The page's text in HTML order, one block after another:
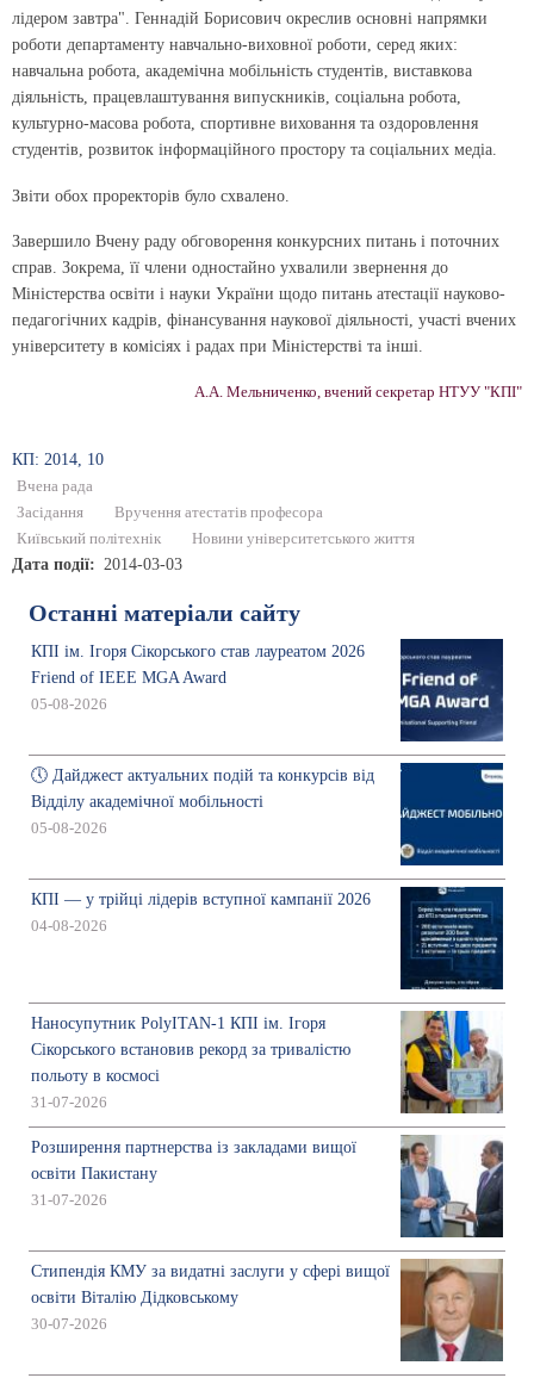
лідером завтра". Геннадій Борисович окреслив основні напрямки
роботи департаменту навчально-виховної роботи, серед яких:
навчальна робота, академічна мобільність студентів, виставкова
діяльність, працевлаштування випускників, соціальна робота,
культурно-масова робота, спортивне виховання та оздоровлення
студентів, розвиток інформаційного простору та соціальних медіа.
Звіти обох проректорів було схвалено.
Завершило Вчену раду обговорення конкурсних питань і поточних
справ. Зокрема, її члени одностайно ухвалили звернення до
Міністерства освіти і науки України щодо питань атестації науково-
педагогічних кадрів, фінансування наукової діяльності, участі вчених
університету в комісіях і радах при Міністерстві та інші.
А.А. Мельниченко, вчений секретар НТУУ "КПІ"
КП: 2014, 10
Вчена рада
Засідання
Вручення атестатів професора
Київський політехнік
Новини університетського життя
Дата події 2014-03-03
Останні матеріали сайту
КПІ ім. Ігоря Сікорського став лауреатом 2026
Friend of IEEE MGA Award
05-08-2026
🕔 Дайджест актуальних подій та конкурсів від
Відділу академічної мобільності
05-08-2026
КПІ — у трійці лідерів вступної кампанії 2026
04-08-2026
Наносупутник PolyITAN-1 КПІ ім. Ігоря
Сікорського встановив рекорд за тривалістю
польоту в космосі
31-07-2026
Розширення партнерства із закладами вищої
освіти Пакистану
31-07-2026
Стипендія КМУ за видатні заслуги у сфері вищої
освіти Віталію Дідковському
30-07-2026